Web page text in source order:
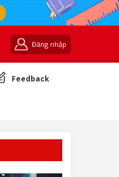
Đăng nhập
Feedback